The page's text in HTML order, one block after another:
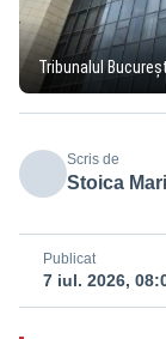
Tribunalul
Scris de
Stoica
Publicat
7 iul. 2026,